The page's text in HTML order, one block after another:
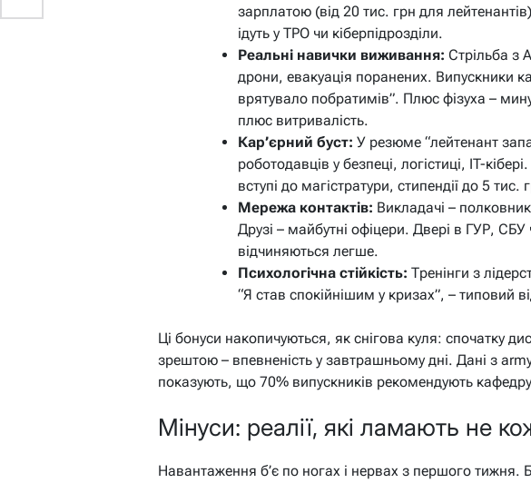
зарплатою (від 20 тис. грн для
ідуть у ТРО чи кіберпідрозділи.
Реальні навички виживання: Стрільба з
дрони, евакуація поранених. Випускники
врятувало побратимів”. Плюс фізуха –
плюс витривалість.
Кар’єрний буст: У резюме “лейтенант
роботодавців у безпеці, логістиці, IT-
вступі до магістратури, стипендії до 5 тис.
Мережа контактів: Викладачі –
Друзі – майбутні офіцери. Двері в ГУР,
відчиняються легше.
Психологічна стійкість: Тренінги з
“Я став спокійнішим у кризах”, – типовий
Ці бонуси накопичуються, як снігова куля: спочатку
зрештою – впевненість у завтрашньому дні. Дані з
показують, що 70% випускників рекомендують
Мінуси: реалії, які ламають не
Навантаження б’є по ногах і нервах з першого тижня.